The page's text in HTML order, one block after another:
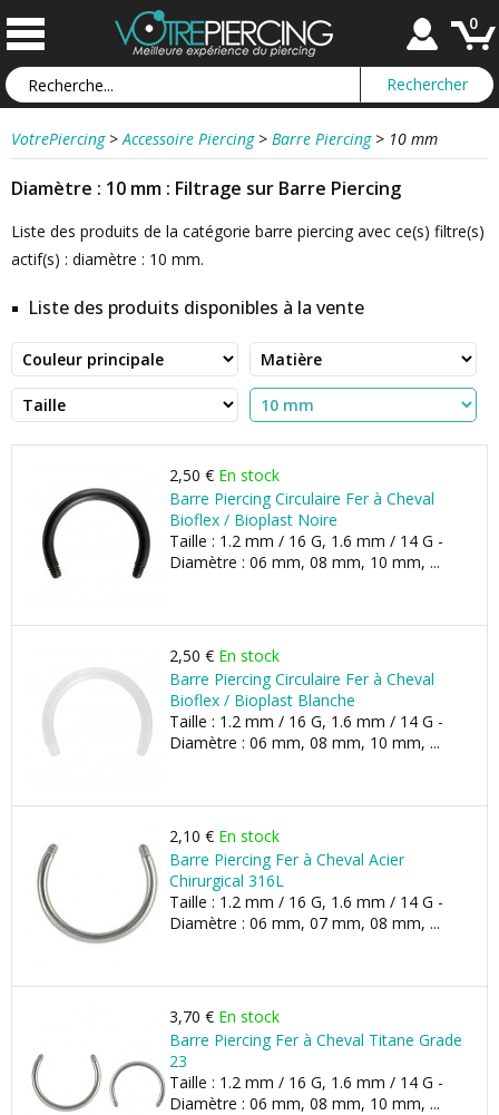
0
VotrePiercing > Accessoire Piercing > Barre Piercing > 10 mm
Diamètre : 10 mm : Filtrage sur Barre Piercing
Liste des produits de la catégorie barre piercing avec ce(s) filtre(s)
actif(s) : diamètre : 10 mm.
Liste des produits disponibles à la vente
2,50 € En stock
Barre Piercing Circulaire Fer à Cheval
Bioflex / Bioplast Noire
Taille : 1.2 mm / 16 G, 1.6 mm / 14 G -
Diamètre : 06 mm, 08 mm, 10 mm, ...
2,50 € En stock
Barre Piercing Circulaire Fer à Cheval
Bioflex / Bioplast Blanche
Taille : 1.2 mm / 16 G, 1.6 mm / 14 G -
Diamètre : 06 mm, 08 mm, 10 mm, ...
2,10 € En stock
Barre Piercing Fer à Cheval Acier
Chirurgical 316L
Taille : 1.2 mm / 16 G, 1.6 mm / 14 G -
Diamètre : 06 mm, 07 mm, 08 mm, ...
3,70 € En stock
Barre Piercing Fer à Cheval Titane Grade
23
Taille : 1.2 mm / 16 G, 1.6 mm / 14 G -
Diamètre : 06 mm, 08 mm, 10 mm, ...